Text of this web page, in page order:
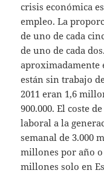
crisis económica
empleo. La
de uno de cada
de uno de cada
aproximadamente
están sin trabajo
2011 eran 1,6
900.000. El coste
laboral a la
semanal de 3.000
millones por año o
millones solo en